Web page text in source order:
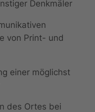
Denkmäler
von Print- und
einer möglichst
des Ortes bei